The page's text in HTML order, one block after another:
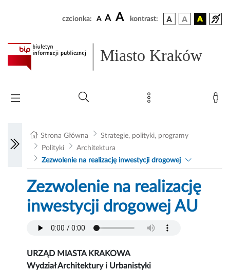
czcionka: A A A kontrast:
Miasto Kraków
Strona Główna
Strategie, polityki, programy
Polityki
Architektura
Zezwolenie na realizację inwestycji drogowej
Zezwolenie na realizację
inwestycji drogowej AU
URZĄD MIASTA KRAKOWA
Wydział Architektury i Urbanistyki